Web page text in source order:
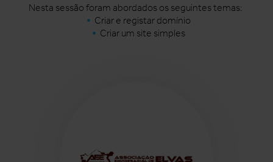
Nesta sessão foram abordados os seguintes temas:
Criar e registar domínio
Criar um site simples